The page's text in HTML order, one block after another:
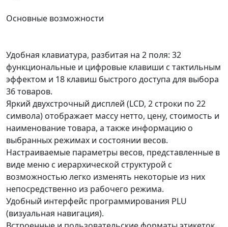
Основные возможности
Удобная клавиатура, разбитая на 2 поля: 32
функциональные и цифровые клавиши с тактильным
эффектом и 18 клавиш быстрого доступа для выбора
36 товаров.
Яркий двухстрочный дисплей (LCD, 2 строки по 22
символа) отображает массу нетто, цену, стоимость и
наименование товара, а также информацию о
выбранных режимах и состоянии весов.
Настраиваемые параметры весов, представленные в
виде меню с иерархической структурой с
возможностью легко изменять некоторые из них
непосредственно из рабочего режима.
Удобный интерфейс программирования PLU
(визуальная навигация).